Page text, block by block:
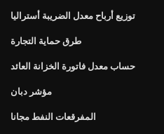
توزيع أرباح معدل الضريبة أستراليا
طرق حماية التجارة
حساب معدل فاتورة الخزانة العائد
مؤشر دبان
المفرقعات النفط مجانا